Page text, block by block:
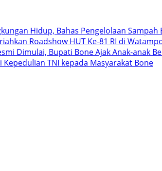
Hidup, Bahas Pengelolaan Sampah
Roadshow HUT Ke-81 RI di
Dimulai, Bupati Bone Ajak Anak-anak
TNI kepada Masyarakat Bone